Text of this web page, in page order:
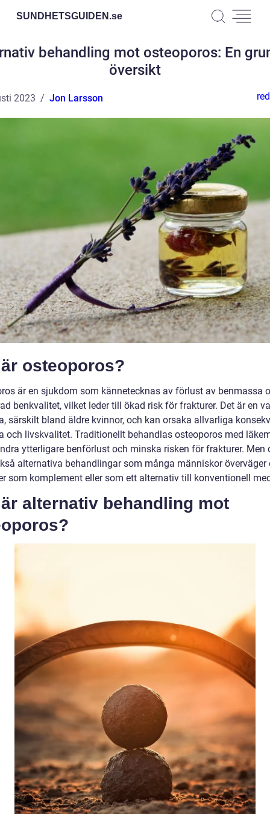
SUNDHETSGUIDEN.se
behandling mot osteoporos: En
översikt
2023 Jon Larsson
osteoporos?
är en sjukdom som kännetecknas av förlust av benmassa
benkvalitet, vilket leder till ökad risk för frakturer. Det är en
särskilt bland äldre kvinnor, och kan orsaka allvarliga
och livskvalitet. Traditionellt behandlas osteoporos med
ytterligare benförlust och minska risken för frakturer. Men
alternativa behandlingar som många människor överväger
som komplement eller som ett alternativ till konventionell
alternativ behandling mot